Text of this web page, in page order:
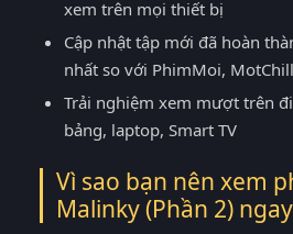
xem trên mọi thiết bị
Cập nhật tập mới đã hoàn
nhất so với PhimMoi,
Trải nghiệm xem mượt trên
bảng, laptop, Smart TV
Vì sao bạn nên xem
Malinky (Phần 2)